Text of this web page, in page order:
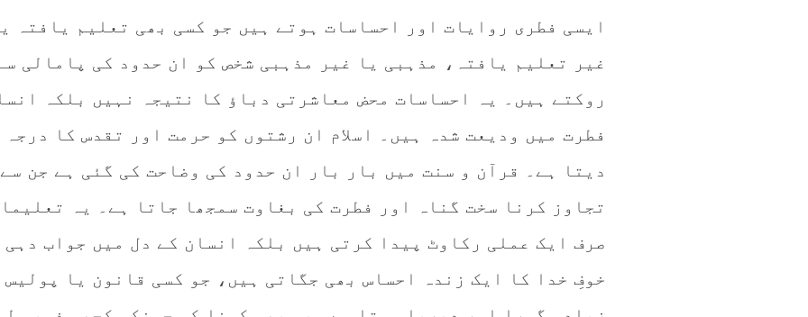
ایسی فطری روایات اور احساسات ہوتے ہیں جو کسی بھی تعلیم یافتہ
غیر تعلیم یافتہ، مذہبی یا غیر مذہبی شخص کو ان حدود کی پامالی
روکتے ہیں۔ یہ احساسات محض معاشرتی دباؤ کا نتیجہ نہیں بلکہ
فطرت میں ودیعت شدہ ہیں۔ اسلام ان رشتوں کو حرمت اور تقدس کا درجہ
دیتا ہے۔ قرآن و سنت میں بار بار ان حدود کی وضاحت کی گئی ہے جن سے
تجاوز کرنا سخت گناہ اور فطرت کی بغاوت سمجھا جاتا ہے۔ یہ
صرف ایک عملی رکاوٹ پیدا کرتی ہیں بلکہ انسان کے دل میں جواب دہی
خوفِ خدا کا ایک زندہ احساس بھی جگاتی ہیں، جو کسی قانون یا پولیس